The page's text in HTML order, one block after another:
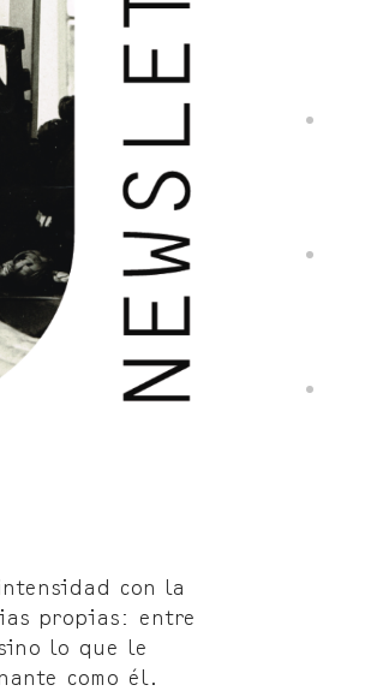
con la
propias: entre
lo que le
como él.